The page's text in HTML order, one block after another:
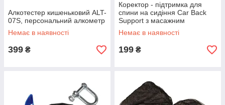
Алкотестер кишеньковий ALT-
07S, персональний алкометр
Немає в наявності
399 ₴
Коректор - підтримка для
спини на сидіння Car Back
Support з масажним
ефектом, поперековий упор
Немає в наявності
199 ₴